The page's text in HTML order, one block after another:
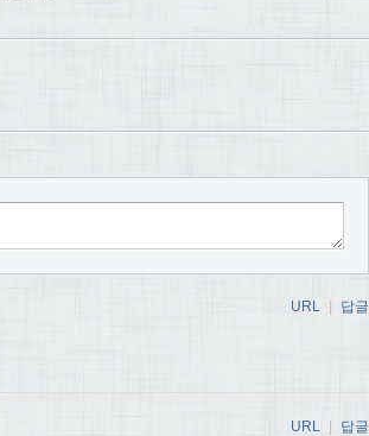
URL | 답글
URL | 답글